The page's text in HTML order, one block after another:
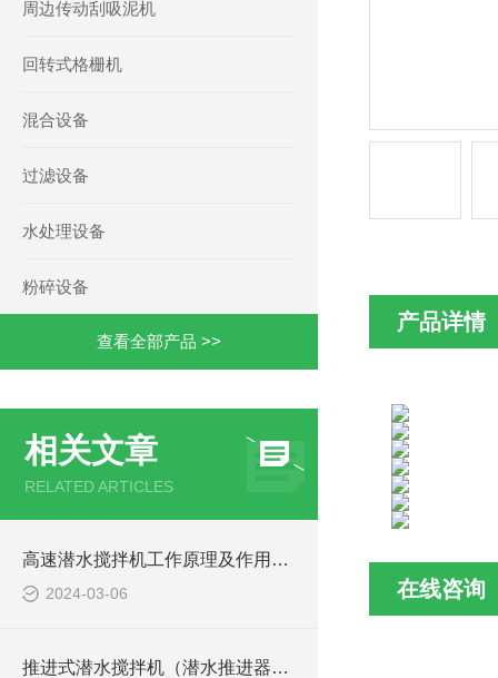
周边传动刮吸泥机
回转式格栅机
混合设备
过滤设备
水处理设备
粉碎设备
查看全部产品 >>
相关文章
RELATED ARTICLES
高速潜水搅拌机工作原理及作用特点、安装结构图
2024-03-06
推进式潜水搅拌机（潜水推进器）厂家讲解日常维护要点
产品详情
在线咨询